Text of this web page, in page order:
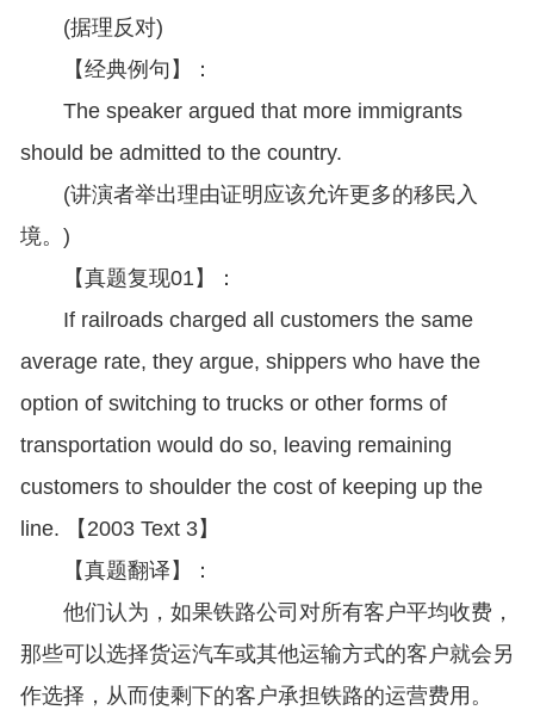
(据理反对)
【经典例句】：
The speaker argued that more immigrants
should be admitted to the country.
(讲演者举出理由证明应该允许更多的移民入
境。)
【真题复现01】：
If railroads charged all customers the same
average rate, they argue, shippers who have the
option of switching to trucks or other forms of
transportation would do so, leaving remaining
customers to shoulder the cost of keeping up the
line. 【2003 Text 3】
【真题翻译】：
他们认为，如果铁路公司对所有客户平均收费，
那些可以选择货运汽车或其他运输方式的客户就会另
作选择，从而使剩下的客户承担铁路的运营费用。